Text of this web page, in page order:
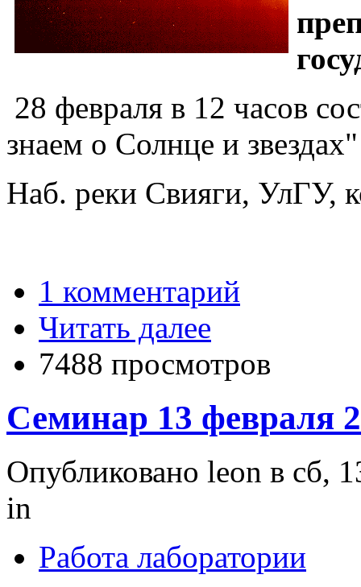
28 февраля в 12 часов
знаем о Солнце и звездах"
Наб. реки Свияги, УлГУ,
1 комментарий
Читать далее
7488 просмотров
Семинар 13 февраля
Опубликовано leon в сб,
in
Работа лаборатории